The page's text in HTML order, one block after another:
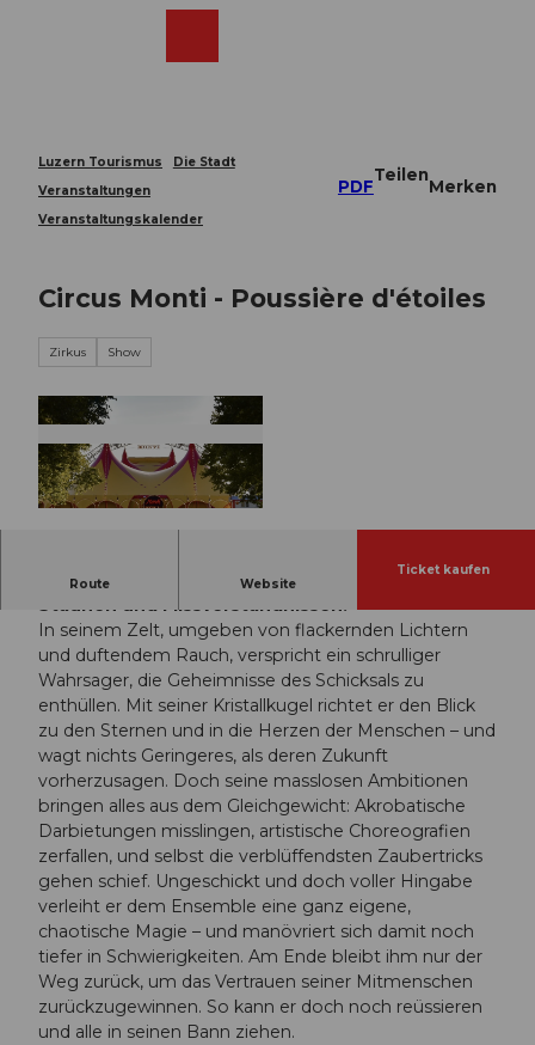
Luzern Tourismus
Die Stadt
Veranstaltungen
Veranstaltungskalender
PDF
Teilen
Merken
Circus Monti - Poussière d'étoiles
Zirkus Show
Route Website
Ticket kaufen
Eine poetische Reise zwischen Gelächter,
Staunen und Missverständnissen.
In seinem Zelt, umgeben von flackernden Lichtern
und duftendem Rauch, verspricht ein schrulliger
Wahrsager, die Geheimnisse des Schicksals zu
enthüllen. Mit seiner Kristallkugel richtet er den Blick
zu den Sternen und in die Herzen der Menschen – und
wagt nichts Geringeres, als deren Zukunft
vorherzusagen. Doch seine masslosen Ambitionen
bringen alles aus dem Gleichgewicht: Akrobatische
Darbietungen misslingen, artistische Choreografien
zerfallen, und selbst die verblüffendsten Zaubertricks
gehen schief. Ungeschickt und doch voller Hingabe
verleiht er dem Ensemble eine ganz eigene,
chaotische Magie – und manövriert sich damit noch
tiefer in Schwierigkeiten. Am Ende bleibt ihm nur der
Weg zurück, um das Vertrauen seiner Mitmenschen
zurückzugewinnen. So kann er doch noch reüssieren
und alle in seinen Bann ziehen.